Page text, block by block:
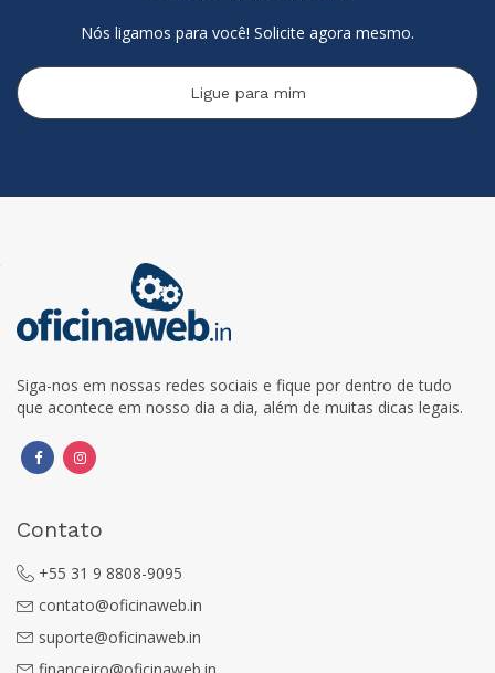
Nós ligamos para você! Solicite agora mesmo.
Ligue para mim
Siga-nos em nossas redes sociais e fique por dentro de tudo
que acontece em nosso dia a dia, além de muitas dicas legais.
Contato
+55 31 9 8808-9095
contato@oficinaweb.in
suporte@oficinaweb.in
financeiro@oficinaweb.in